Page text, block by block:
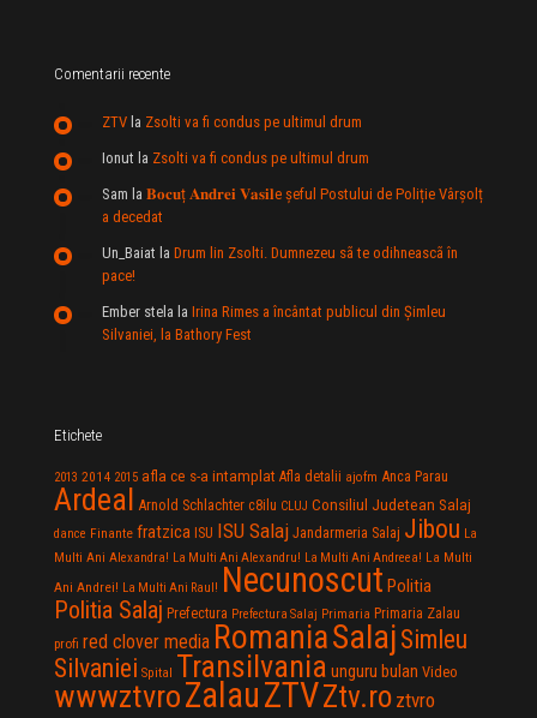
Comentarii recente
ZTV la Zsolti va fi condus pe ultimul drum
Ionut la Zsolti va fi condus pe ultimul drum
Sam la 𝐁𝐨𝐜𝐮ț 𝐀𝐧𝐝𝐫𝐞𝐢 𝐕𝐚𝐬𝐢𝐥e şeful Postului de Poliție Vârșolț
a decedat
Un_Baiat la Drum lin Zsolti. Dumnezeu sã te odihneascã în
pace!
Ember stela la Irina Rimes a încântat publicul din Şimleu
Silvaniei, la Bathory Fest
Etichete
2013 2014 2015 afla ce s-a intamplat Afla detalii ajofm Anca Parau
Ardeal Arnold Schlachter c8ilu CLUJ Consiliul Judetean Salaj
dance Finante fratzica ISU ISU Salaj Jandarmeria Salaj Jibou La
Multi Ani Alexandra! La Multi Ani Alexandru! La Multi Ani Andreea! La Multi
Ani Andrei! La Multi Ani Raul! Necunoscut Politia
Politia Salaj Prefectura Prefectura Salaj Primaria Primaria Zalau
profi red clover media RomaniaSalaj Simleu
Silvaniei Spital Transilvania unguru bulan Video
wwwztvroZalauZTVZtv.ro ztvro